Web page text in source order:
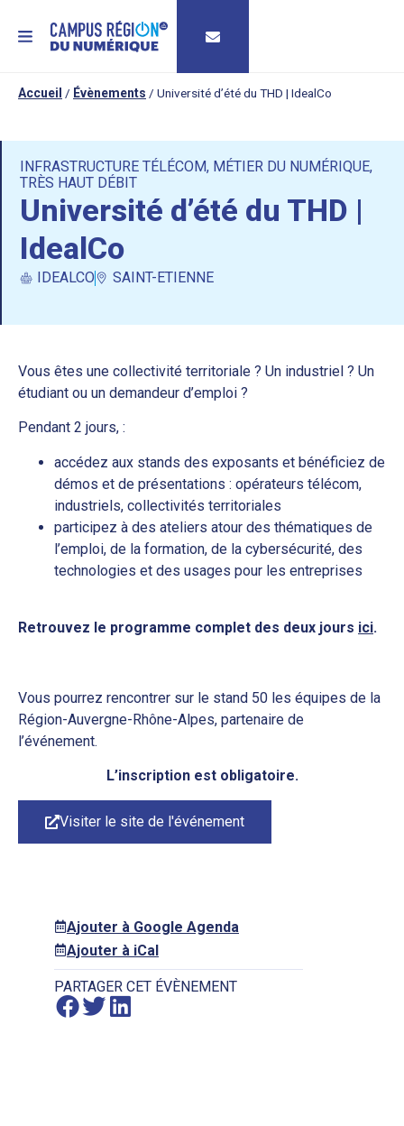
MENU
Accueil / Évènements / Université d’été du THD | IdealCo
INFRASTRUCTURE TÉLÉCOM, MÉTIER DU NUMÉRIQUE,
TRÈS HAUT DÉBIT
Université d’été du THD |
IdealCo
IDEALCO SAINT-ETIENNE
Vous êtes une collectivité territoriale ? Un industriel ? Un
étudiant ou un demandeur d’emploi ?
Pendant 2 jours, :
accédez aux stands des exposants et bénéficiez de
démos et de présentations : opérateurs télécom,
industriels, collectivités territoriales
participez à des ateliers atour des thématiques de
l’emploi, de la formation, de la cybersécurité, des
technologies et des usages pour les entreprises
Retrouvez le programme complet des deux jours ici.
Vous pourrez rencontrer sur le stand 50 les équipes de la
Région-Auvergne-Rhône-Alpes, partenaire de
l’événement.
L’inscription est obligatoire.
Visiter le site de l'événement
Ajouter à Google Agenda
Ajouter à iCal
PARTAGER CET ÉVÈNEMENT